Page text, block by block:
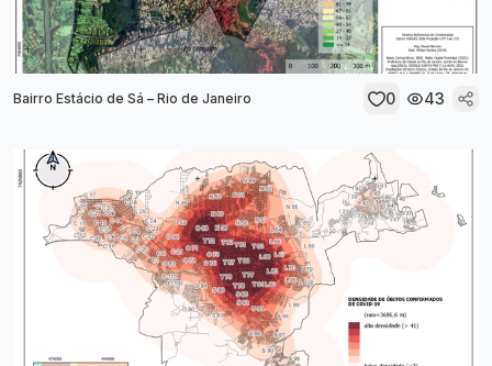
Bairro Estácio de Sá – Rio de Janeiro 0 43